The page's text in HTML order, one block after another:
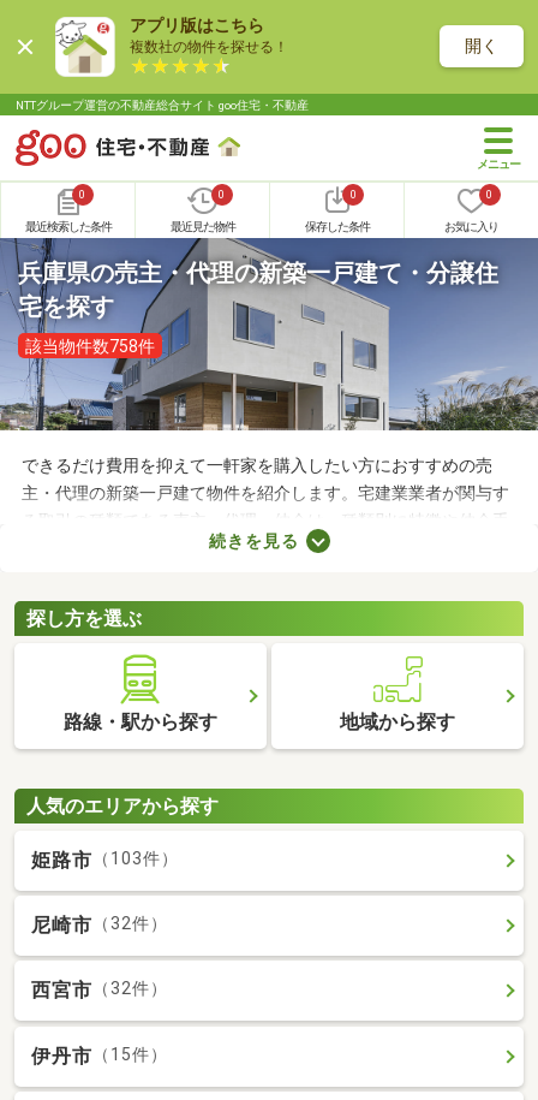
アプリ版はこちら
複数社の物件を探せる！ 開く
NTTグループ運営の不動産総合サイト goo住宅・不動産
0
最近検索した条件
0
最近見た物件
0
保存した条件
0
お気に入り
兵庫県の売主・代理の新築一戸建て・分譲住
宅を探す
該当物件数758件
できるだけ費用を抑えて一軒家を購入したい方におすすめの売
主・代理の新築一戸建て物件を紹介します。宅建業業者が関与す
る取引の種類である売主・代理・仲介は、種類別に特徴や仲介手
数料の有無が異なります。売主と代理で取引する際は仲介手数料
新築一戸建てを手に入れたい方は、ぜひチェックしてみてくださ
いね。
続きを見る
探し方を選ぶ
路線・駅から探す 地域から探す
人気のエリアから探す
姫路市 （103件）
尼崎市 （32件）
西宮市 （32件）
伊丹市 （15件）